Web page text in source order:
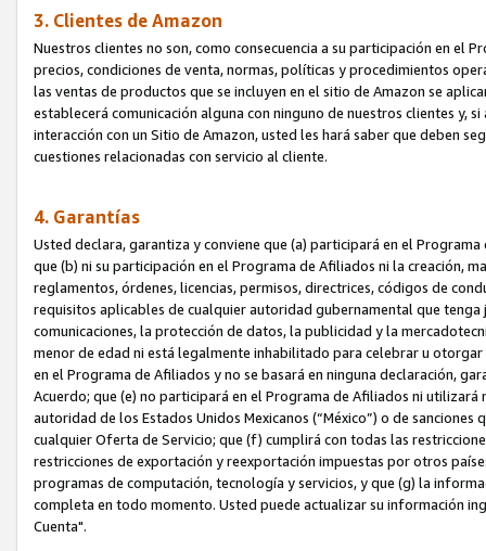
3. Clientes de Amazon
Nuestros clientes no son, como consecuencia a su participación en el
precios, condiciones de venta, normas, políticas y procedimientos
las ventas de productos que se incluyen en el sitio de Amazon se
establecerá comunicación alguna con ninguno de nuestros clientes y,
interacción con un Sitio de Amazon, usted les hará saber que deben
cuestiones relacionadas con servicio al cliente.
4. Garantías
Usted declara, garantiza y conviene que (a) participará en el
que (b) ni su participación en el Programa de Afiliados ni la creación,
reglamentos, órdenes, licencias, permisos, directrices, códigos de
requisitos aplicables de cualquier autoridad gubernamental que
comunicaciones, la protección de datos, la publicidad y la
menor de edad ni está legalmente inhabilitado para celebrar u
en el Programa de Afiliados y no se basará en ninguna declaración,
Acuerdo; que (e) no participará en el Programa de Afiliados ni
autoridad de los Estados Unidos Mexicanos (“México”) o de
cualquier Oferta de Servicio; que (f) cumplirá con todas las
restricciones de exportación y reexportación impuestas por otros
programas de computación, tecnología y servicios, y que (g) la
completa en todo momento. Usted puede actualizar su información
Cuenta".